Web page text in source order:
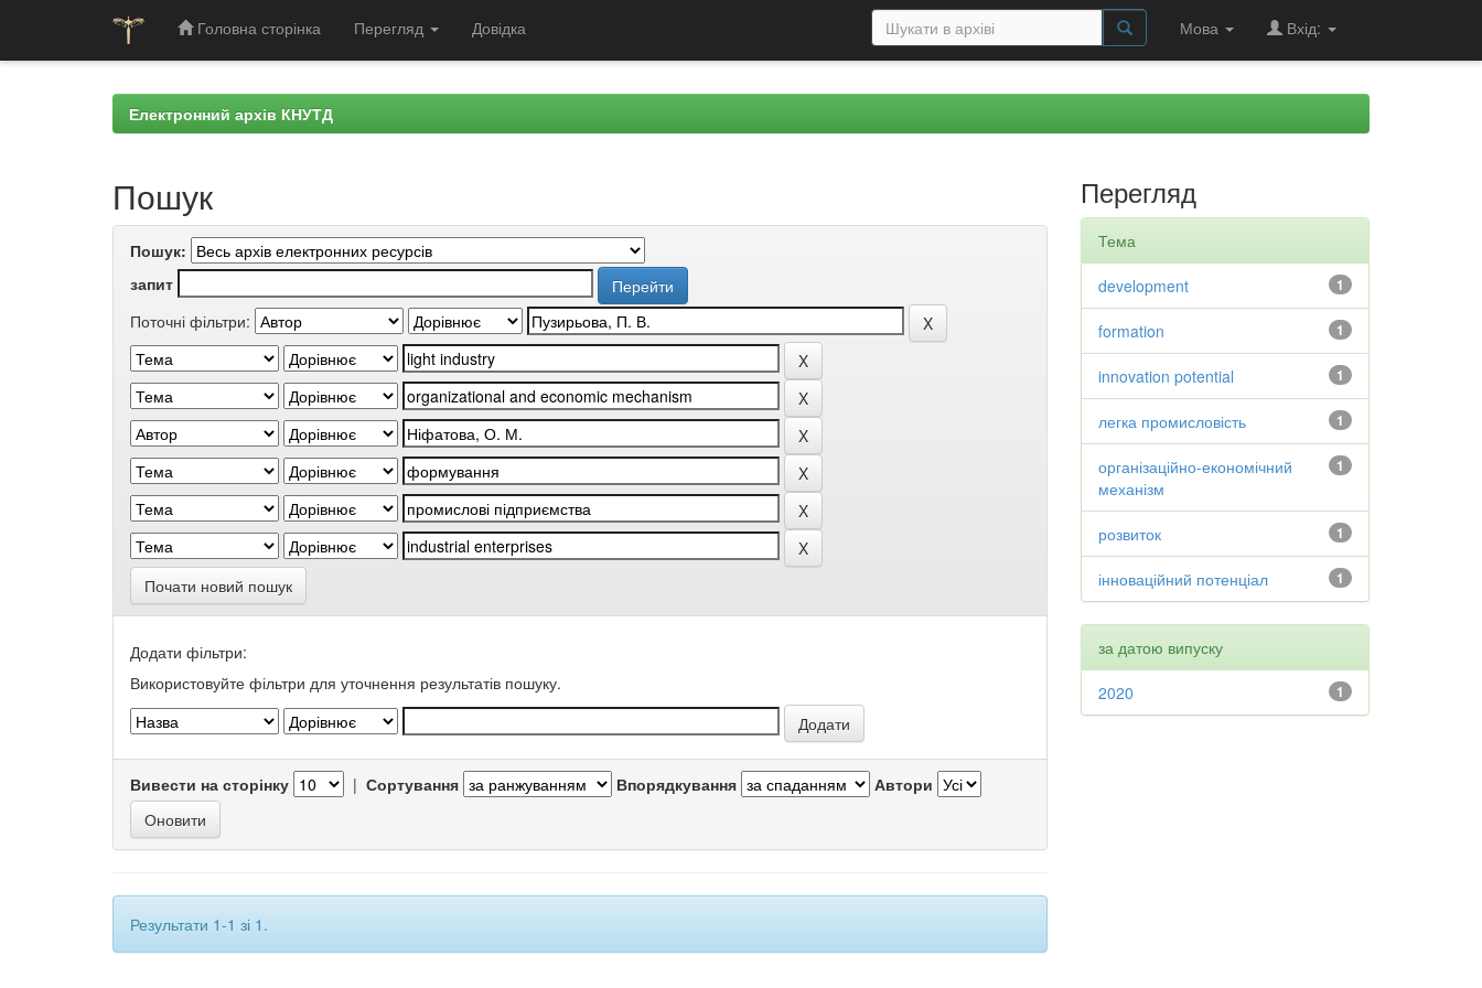
Головна сторінка Перегляд Довідка Мова Вхід:
Електронний архів КНУТД
Пошук
Пошук:
запит
Поточні фільтри:
Почати новий пошук
Додати фільтри:
Використовуйте фільтри для уточнення результатів пошуку.
Вивести на сторінку | Сортування Впорядкування Автори
Результати 1-1 зі 1.
Перегляд
Тема
1
development
1
formation
1
innovation potential
1
легка промисловість
1
організаційно-економічний
механізм
1
розвиток
1
інноваційний потенціал
за датою випуску
1
2020